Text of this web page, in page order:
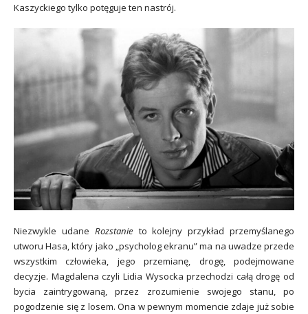
Kaszyckiego tylko potęguje ten nastrój.
Niezwykle udane Rozstanie to kolejny przykład przemyślanego
utworu Hasa, który jako „psycholog ekranu” ma na uwadze przede
wszystkim człowieka, jego przemianę, drogę, podejmowane
decyzje. Magdalena czyli Lidia Wysocka przechodzi całą drogę od
bycia zaintrygowaną, przez zrozumienie swojego stanu, po
pogodzenie się z losem. Ona w pewnym momencie zdaje już sobie